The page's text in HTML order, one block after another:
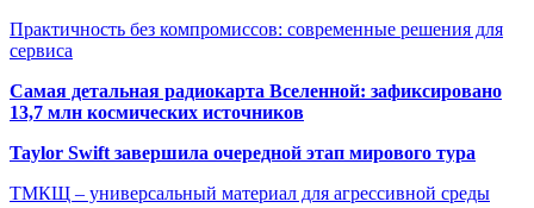
Практичность без компромиссов: современные решения для
сервиса
Самая детальная радиокарта Вселенной: зафиксировано
13,7 млн космических источников
Taylor Swift завершила очередной этап мирового тура
ТМКЩ – универсальный материал для агрессивной среды